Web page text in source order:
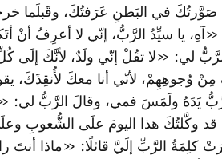
صَوَّرتُكَ في البَطنِ عَرَفتُكَ، وقَبلَما
يا سيِّدُ الرَّبُّ، إنّي لا أعرِفُ أنْ
لي: «لا تقُلْ إنّي ولَدٌ، لأنَّكَ إلَى
مِنْ وُجوهِهِمْ، لأنّي أنا معكَ لأُنقِذَكَ،
يَدَهُ ولَمَسَ فمي، وقالَ الرَّبُّ
قد وكَّلتُكَ هذا اليومَ علَى الشُّعوبِ
كلِمَةُ الرَّبِّ إلَيَّ قائلًا: «ماذا أنتَ